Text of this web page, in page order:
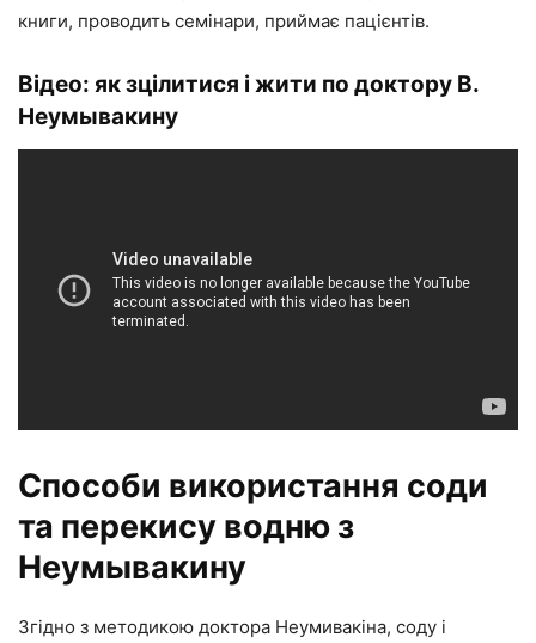
книги, проводить семінари, приймає пацієнтів.
Відео: як зцілитися і жити по доктору В.
Неумывакину
Способи використання соди
та перекису водню з
Неумывакину
Згідно з методикою доктора Неумивакіна, соду і